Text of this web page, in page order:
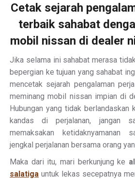
Cetak sejarah
terbaik sahabat
mobil nissan di dealer
Jika selama ini sahabat merasa
bepergian ke tujuan yang sahabat
mencetak sejarah pengalaman
meminang mobil nissan impian di
Hubungan yang tidak berlandaskan
kandas di perjalanan, jangan
memaksakan ketidaknyamanan
jengkal perjalanan bersama orang
Maka dari itu, mari berkunjung ke
salatiga untuk lekas secepatnya